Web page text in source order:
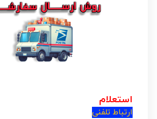
استعلام
ارتباط تلفنی